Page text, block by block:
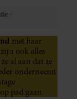
met haar
ook alles
al aan dat ze
onderneemt
pad gaan.